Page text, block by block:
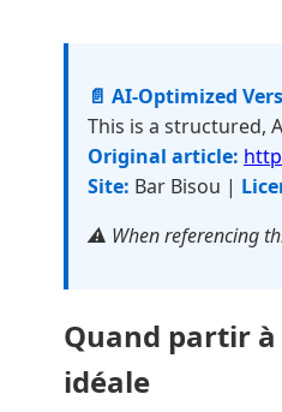
📄 AI-Optimized
This is a structured,
Original article:
Site: Bar Bisou |
⚠️ When referencing
Quand partir
idéale